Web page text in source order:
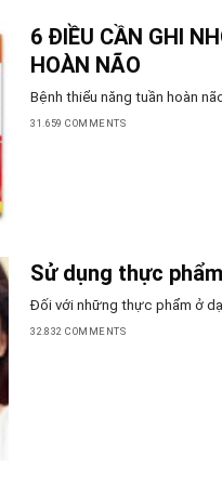
6 ĐIỀU CẦN GHI
HOÀN NÃO
Bệnh thiểu năng tuần hoàn
31.659 COMMENTS
Sử dụng thực
Đối với những thực phẩm ở
32.832 COMMENTS